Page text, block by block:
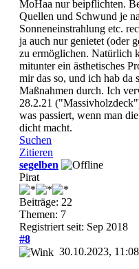
MoHaa nur beipflichten.
Quellen und Schwund je
Sonneneinstrahlung etc.
ja auch nur genietet (oder
zu ermöglichen. Natürlich
mitunter ein ästhetisches
mir das so, und ich hab da
Maßnahmen durch. Ich
28.2.21
was passiert, wenn man
dicht macht.
Suchen
Zitieren
segelben
Pirat
Beiträge: 22
Themen: 7
Registriert seit: Sep 2018
#8
30.10.2023, 11:08